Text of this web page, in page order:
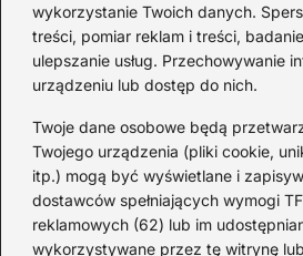
wykorzystanie Twoich danych.
treści, pomiar reklam i treści,
ulepszanie usług. Przechowywanie
urządzeniu lub dostęp do nich.
Twoje dane osobowe będą
Twojego urządzenia (pliki cookie,
itp.) mogą być wyświetlane i
dostawców spełniających wymogi
reklamowych (62) lub im
wykorzystywane przez tę witrynę
Kategorie
Koktajle(128)
Likier (10)
Piwo(28)
Porady(67)
Przekąski(36)
Rum(3)